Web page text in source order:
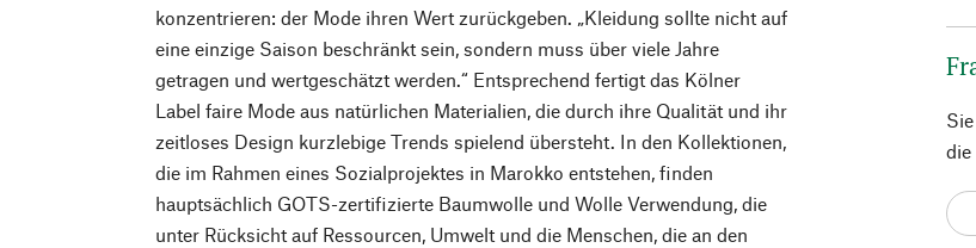
konzentrieren: der Mode ihren Wert zurückgeben. „Kleidung sollte nicht auf
eine einzige Saison beschränkt sein, sondern muss über viele Jahre
getragen und wertgeschätzt werden.“ Entsprechend fertigt das Kölner
Label faire Mode aus natürlichen Materialien, die durch ihre Qualität und ihr
zeitloses Design kurzlebige Trends spielend übersteht. In den Kollektionen,
die im Rahmen eines Sozialprojektes in Marokko entstehen, finden
hauptsächlich GOTS-zertifizierte Baumwolle und Wolle Verwendung, die
unter Rücksicht auf Ressourcen, Umwelt und die Menschen, die an den
die